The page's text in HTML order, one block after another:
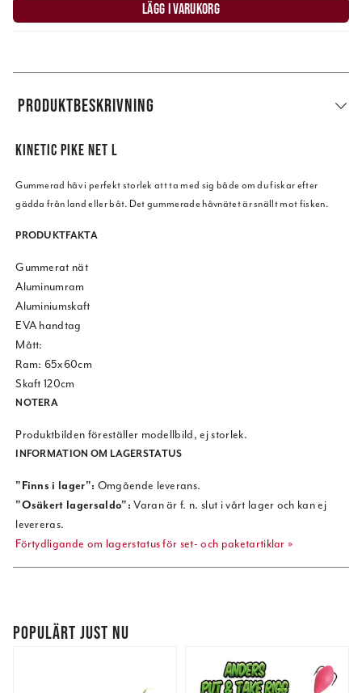
LÄGG I VARUKORG
PRODUKTBESKRIVNING
KINETIC PIKE NET L
Gummerad håv i perfekt storlek att ta med sig både om du fiskar efter
gädda från land eller båt. Det gummerade håvnätet är snällt mot fisken.
PRODUKTFAKTA
Gummerat nät
Aluminumram
Aluminiumskaft
EVA handtag
Mått:
Ram: 65x60cm
Skaft 120cm
NOTERA
Produktbilden föreställer modellbild, ej storlek.
INFORMATION OM LAGERSTATUS
"Finns i lager": Omgående leverans.
"Osäkert lagersaldo": Varan är f. n. slut i vårt lager och kan ej
levereras.
Förtydligande om lagerstatus för set- och paketartiklar »
POPULÄRT JUST NU